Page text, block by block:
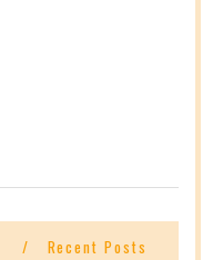
Recent Posts